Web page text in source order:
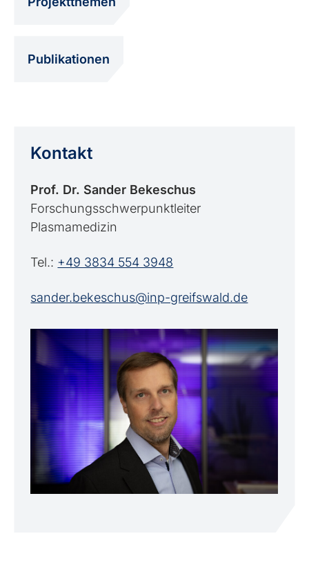
Publikationen
Kontakt
Prof. Dr. Sander Bekeschus
Forschungsschwerpunktleiter
Plasmamedizin
Tel.: +49 3834 554 3948
sander.bekeschus@inp-greifswald.de